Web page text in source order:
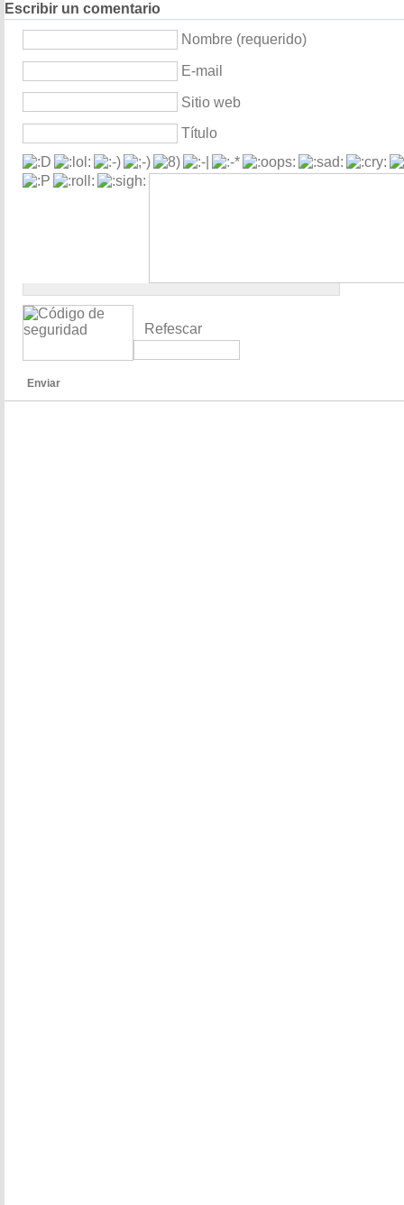
Escribir un comentario
Nombre (requerido)
E-mail
Sitio web
Título
Refescar
Enviar